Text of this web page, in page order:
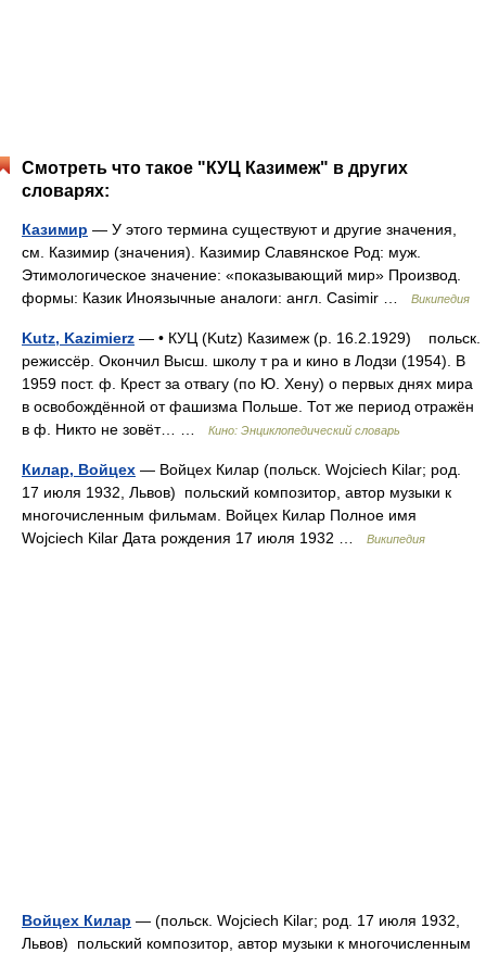
Смотреть что такое "КУЦ Казимеж" в других
словарях:
Казимир — У этого термина существуют и другие значения,
см. Казимир (значения). Казимир Славянское Род: муж.
Этимологическое значение: «показывающий мир» Производ.
формы: Казик Иноязычные аналоги: англ. Casimir …
Википедия
Kutz, Kazimierz — • КУЦ (Kutz) Казимеж (р. 16.2.1929) польск.
режиссёр. Окончил Высш. школу т ра и кино в Лодзи (1954). В
1959 пост. ф. Крест за отвагу (по Ю. Хену) о первых днях мира
в освобождённой от фашизма Польше. Тот же период отражён
в ф. Никто не зовёт… …
Кино: Энциклопедический словарь
Килар, Войцех — Войцех Килар (польск. Wojciech Kilar; род.
17 июля 1932, Львов) польский композитор, автор музыки к
многочисленным фильмам. Войцех Килар Полное имя
Wojciech Kilar Дата рождения 17 июля 1932 …
Википедия
Войцех Килар — (польск. Wojciech Kilar; род. 17 июля 1932,
Львов) польский композитор, автор музыки к многочисленным